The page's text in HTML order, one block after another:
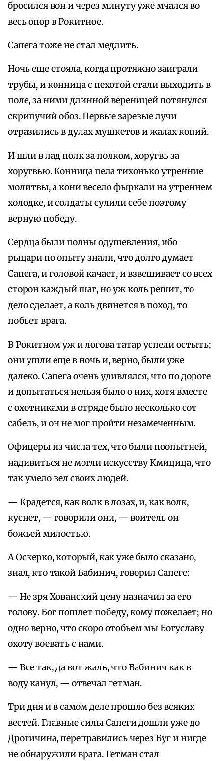
бросился вон и через минуту уже мчался во
весь опор в Рокитное.
Сапега тоже не стал медлить.
Ночь еще стояла, когда протяжно заиграли
трубы, и конница с пехотой стали выходить в
поле, за ними длинной вереницей потянулся
скрипучий обоз. Первые заревые лучи
отразились в дулах мушкетов и жалах копий.
И шли в лад полк за полком, хоругвь за
хоругвью. Конница пела тихонько утренние
молитвы, а кони весело фыркали на утреннем
холодке, и солдаты сулили себе поэтому
верную победу.
Сердца были полны одушевления, ибо
рыцари по опыту знали, что долго думает
Сапега, и головой качает, и взвешивает со всех
сторон каждый шаг, но уж коль решит, то
дело сделает, а коль двинется в поход, то
побьет врага.
В Рокитном уж и логова татар успели остыть;
они ушли еще в ночь и, верно, были уже
далеко. Сапега очень удивлялся, что по дороге
и допытаться нельзя было о них, хотя вместе
с охотниками в отряде было несколько сот
сабель, и он не мог пройти незамеченным.
Офицеры из числа тех, что были поопытней,
надивиться не могли искусству Кмицица, что
так умело вел своих людей.
— Крадется, как волк в лозах, и, как волк,
куснет, — говорили они, — воитель он
божьей милостью.
А Оскерко, который, как уже было сказано,
знал, кто такой Бабинич, говорил Сапеге:
— Не зря Хованский цену назначил за его
голову. Бог пошлет победу, кому пожелает; но
одно верно, что скоро отобьем мы Богуславу
охоту воевать с нами.
— Все так, да вот жаль, что Бабинич как в
воду канул, — отвечал гетман.
Три дня и в самом деле прошло без всяких
вестей. Главные силы Сапеги дошли уже до
Дрогичина, переправились через Буг и нигде
не обнаружили врага. Гетман стал